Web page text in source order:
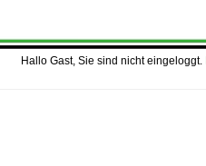
Hallo Gast, Sie sind nicht eingeloggt.